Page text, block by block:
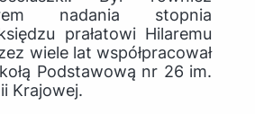
nadania stopnia
prałatowi Hilaremu
wiele lat współpracował
Podstawową nr 26 im.
Krajowej.